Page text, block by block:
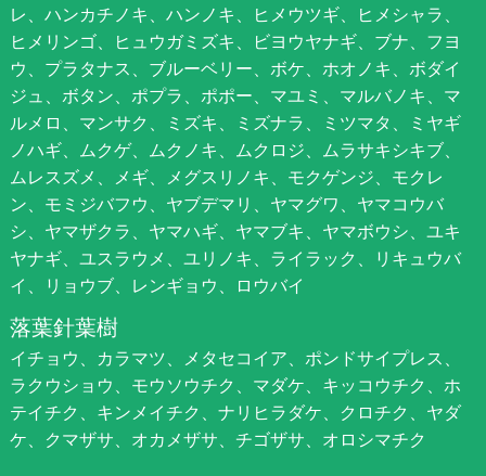
レ、ハンカチノキ、ハンノキ、ヒメウツギ、ヒメシャラ、
ヒメリンゴ、ヒュウガミズキ、ビヨウヤナギ、ブナ、フヨ
ウ、プラタナス、ブルーベリー、ボケ、ホオノキ、ボダイ
ジュ、ボタン、ポプラ、ポポー、マユミ、マルバノキ、マ
ルメロ、マンサク、ミズキ、ミズナラ、ミツマタ、ミヤギ
ノハギ、ムクゲ、ムクノキ、ムクロジ、ムラサキシキブ、
ムレスズメ、メギ、メグスリノキ、モクゲンジ、モクレ
ン、モミジバフウ、ヤブデマリ、ヤマグワ、ヤマコウバ
シ、ヤマザクラ、ヤマハギ、ヤマブキ、ヤマボウシ、ユキ
ヤナギ、ユスラウメ、ユリノキ、ライラック、リキュウバ
イ、リョウブ、レンギョウ、ロウバイ
落葉針葉樹
イチョウ、カラマツ、メタセコイア、ポンドサイプレス、
ラクウショウ、モウソウチク、マダケ、キッコウチク、ホ
テイチク、キンメイチク、ナリヒラダケ、クロチク、ヤダ
ケ、クマザサ、オカメザサ、チゴザサ、オロシマチク